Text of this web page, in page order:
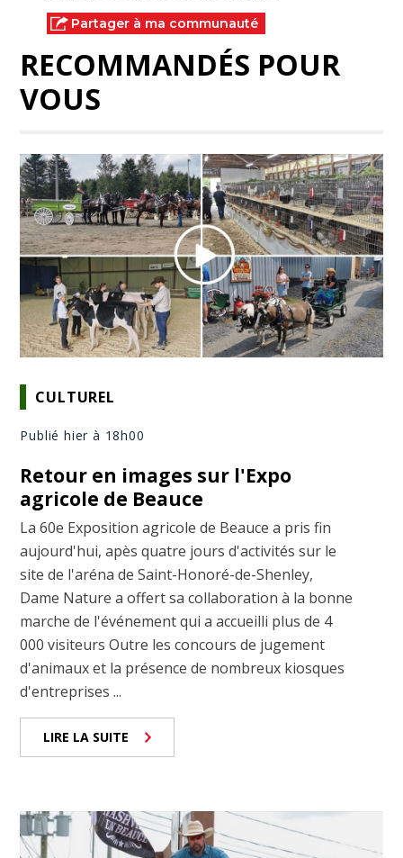
Partager à ma communauté
RECOMMANDÉS POUR
VOUS
CULTUREL
Publié hier à 18h00
Retour en images sur l'Expo
agricole de Beauce
La 60e Exposition agricole de Beauce a pris fin
aujourd'hui, apès quatre jours d'activités sur le
site de l'aréna de Saint-Honoré-de-Shenley,
Dame Nature a offert sa collaboration à la bonne
marche de l'événement qui a accueilli plus de 4
000 visiteurs Outre les concours de jugement
d'animaux et la présence de nombreux kiosques
d'entreprises ...
LIRE LA SUITE